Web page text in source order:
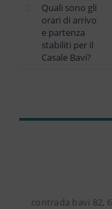
Quali sono gli
orari di arrivo
e partenza
stabiliti per il
Casale Bavi?
contrada bavi 82,